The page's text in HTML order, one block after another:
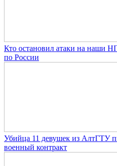
Кто остановил атаки на наши
по России
Убийца 11 девушек из АлтГТУ
военный контракт